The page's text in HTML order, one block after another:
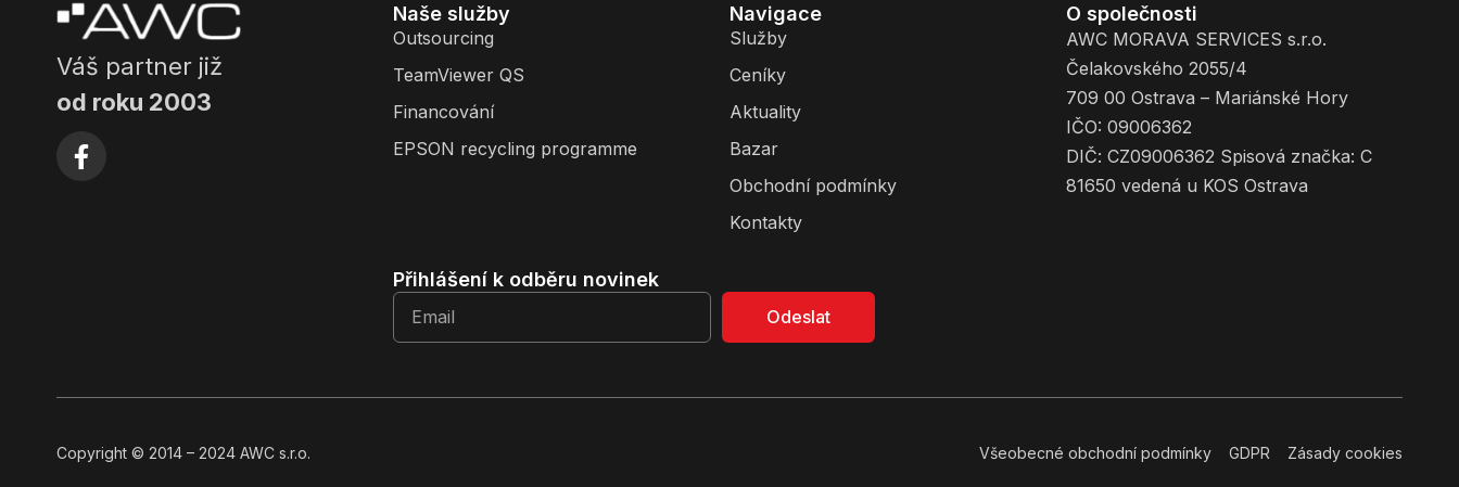
Váš partner již
od roku 2003
Naše služby
Outsourcing
TeamViewer QS
Financování
EPSON recycling programme
Navigace
Služby
Ceníky
Aktuality
Bazar
Obchodní podmínky
Kontakty
O společnosti
AWC MORAVA SERVICES s.r.o.
Čelakovského 2055/4
709 00 Ostrava – Mariánské Hory
IČO: 09006362
DIČ: CZ09006362 Spisová značka: C
81650 vedená u KOS Ostrava
Přihlášení k odběru novinek
Odeslat
Copyright © 2014 – 2024 AWC s.r.o. Všeobecné obchodní podmínky GDPR Zásady cookies